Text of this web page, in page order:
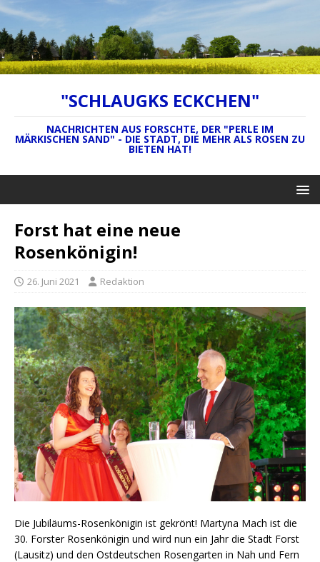
"SCHLAUGKS ECKCHEN"
NACHRICHTEN AUS FORSCHTE, DER "PERLE IM
MÄRKISCHEN SAND" - DIE STADT, DIE MEHR ALS ROSEN ZU
BIETEN HAT!
Forst hat eine neue
Rosenkönigin!
26. Juni 2021 Redaktion
Die Jubiläums-Rosenkönigin ist gekrönt! Martyna Mach ist die
30. Forster Rosenkönigin und wird nun ein Jahr die Stadt Forst
(Lausitz) und den Ostdeutschen Rosengarten in Nah und Fern